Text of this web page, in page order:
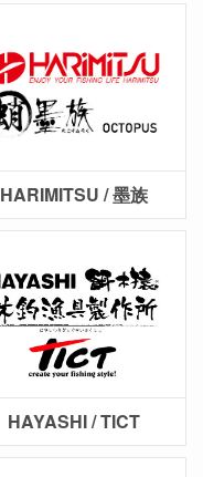
HARIMITSU / 墨族
HAYASHI / TICT